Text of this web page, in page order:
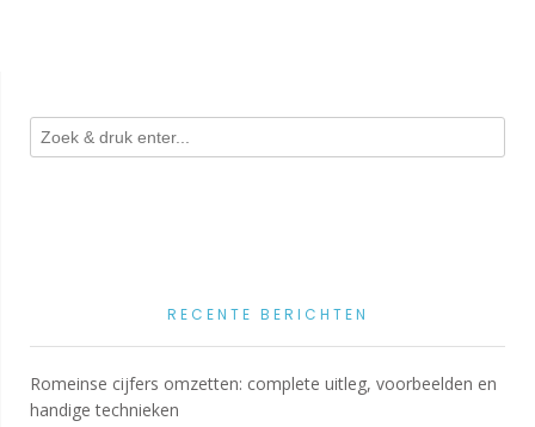
RECENTE BERICHTEN
Romeinse cijfers omzetten: complete uitleg, voorbeelden en
handige technieken